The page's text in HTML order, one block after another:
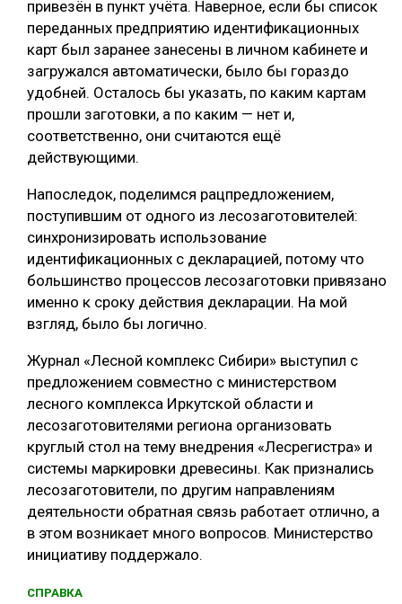
привезён в пункт учёта. Наверное, если бы список
переданных предприятию идентификационных
карт был заранее занесены в личном кабинете и
загружался автоматически, было бы гораздо
удобней. Осталось бы указать, по каким картам
прошли заготовки, а по каким — нет и,
соответственно, они считаются ещё
действующими.
Напоследок, поделимся рацпредложением,
поступившим от одного из лесозаготовителей:
синхронизировать использование
идентификационных с декларацией, потому что
большинство процессов лесозаготовки привязано
именно к сроку действия декларации. На мой
взгляд, было бы логично.
Журнал «Лесной комплекс Сибири» выступил с
предложением совместно с министерством
лесного комплекса Иркутской области и
лесозаготовителями региона организовать
круглый стол на тему внедрения «Лесрегистра» и
системы маркировки древесины. Как признались
лесозаготовители, по другим направлениям
деятельности обратная связь работает отлично, а
в этом возникает много вопросов. Министерство
инициативу поддержало.
СПРАВКА